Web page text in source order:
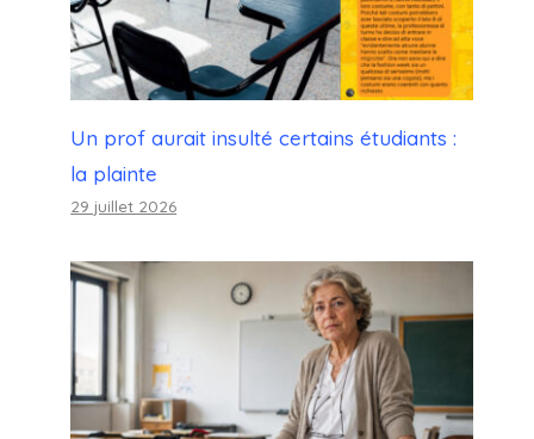
Un prof aurait insulté certains étudiants :
la plainte
29 juillet 2026